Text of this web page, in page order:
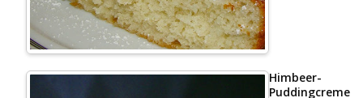
Himbeer-
Puddingcreme